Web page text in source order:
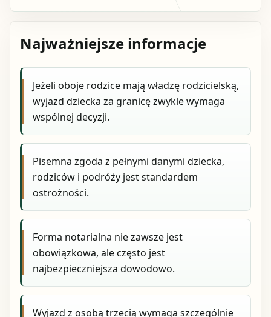
Najważniejsze informacje
Jeżeli oboje rodzice mają władzę rodzicielską,
wyjazd dziecka za granicę zwykle wymaga
wspólnej decyzji.
Pisemna zgoda z pełnymi danymi dziecka,
rodziców i podróży jest standardem
ostrożności.
Forma notarialna nie zawsze jest
obowiązkowa, ale często jest
najbezpieczniejsza dowodowo.
Wyjazd z osobą trzecią wymaga szczególnie